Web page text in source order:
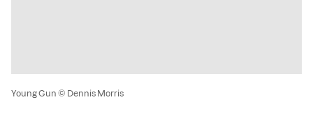
Young Gun © Dennis Morris